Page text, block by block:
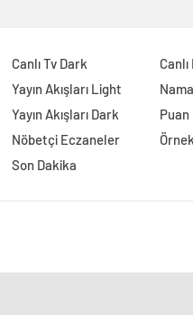
Canlı Tv Dark
Yayın Akışları Light
Yayın Akışları Dark
Nöbetçi Eczaneler
Son Dakika
Puan